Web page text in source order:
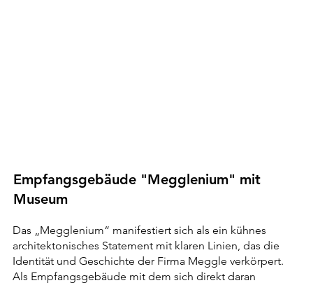
Empfangsgebäude "Megglenium" mit
Museum
Das „Megglenium“ manifestiert sich als ein kühnes
architektonisches Statement mit klaren Linien, das die
Identität und Geschichte der Firma Meggle verkörpert.
Als Empfangsgebäude mit dem sich direkt daran